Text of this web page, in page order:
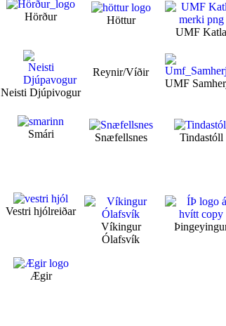
Hörður
Höttur
UMF Katla
Neisti Djúpivogur
Reynir/Víðir
UMF
Smári Snæfellsnes
Tindastóll
Vestri hjólreiðar
Víkingur
Ólafsvík
Ægir